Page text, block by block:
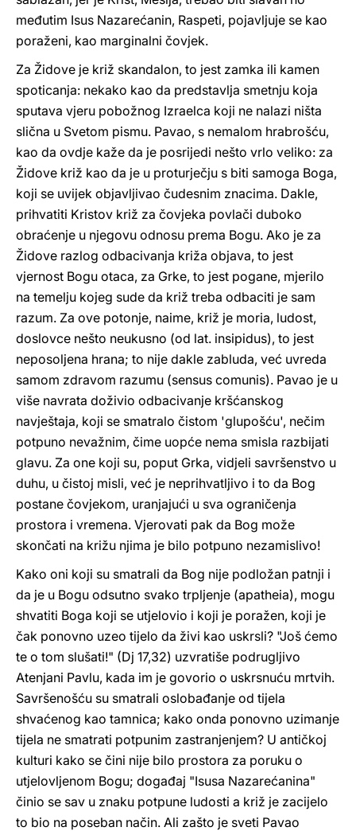
međutim Isus Nazarećanin, Raspeti, pojavljuje se kao
poraženi, kao marginalni čovjek.
Za Židove je križ skandalon, to jest zamka ili kamen
spoticanja: nekako kao da predstavlja smetnju koja
sputava vjeru pobožnog Izraelca koji ne nalazi ništa
slična u Svetom pismu. Pavao, s nemalom hrabrošću,
kao da ovdje kaže da je posrijedi nešto vrlo veliko: za
Židove križ kao da je u proturječju s biti samoga Boga,
koji se uvijek objavljivao čudesnim znacima. Dakle,
prihvatiti Kristov križ za čovjeka povlači duboko
obraćenje u njegovu odnosu prema Bogu. Ako je za
Židove razlog odbacivanja križa objava, to jest
vjernost Bogu otaca, za Grke, to jest pogane, mjerilo
na temelju kojeg sude da križ treba odbaciti je sam
razum. Za ove potonje, naime, križ je moria, ludost,
doslovce nešto neukusno (od lat. insipidus), to jest
neposoljena hrana; to nije dakle zabluda, već uvreda
samom zdravom razumu (sensus comunis). Pavao je u
više navrata doživio odbacivanje kršćanskog
navještaja, koji se smatralo čistom 'glupošću', nečim
potpuno nevažnim, čime uopće nema smisla razbijati
glavu. Za one koji su, poput Grka, vidjeli savršenstvo u
duhu, u čistoj misli, već je neprihvatljivo i to da Bog
postane čovjekom, uranjajući u sva ograničenja
prostora i vremena. Vjerovati pak da Bog može
skončati na križu njima je bilo potpuno nezamislivo!
Kako oni koji su smatrali da Bog nije podložan patnji i
da je u Bogu odsutno svako trpljenje (apatheia), mogu
shvatiti Boga koji se utjelovio i koji je poražen, koji je
čak ponovno uzeo tijelo da živi kao uskrsli? "Još ćemo
te o tom slušati!" (Dj 17,32) uzvratiše podrugljivo
Atenjani Pavlu, kada im je govorio o uskrsnuću mrtvih.
Savršenošću su smatrali oslobađanje od tijela
shvaćenog kao tamnica; kako onda ponovno uzimanje
tijela ne smatrati potpunim zastranjenjem? U antičkoj
kulturi kako se čini nije bilo prostora za poruku o
utjelovljenom Bogu; događaj "Isusa Nazarećanina"
činio se sav u znaku potpune ludosti a križ je zacijelo
to bio na poseban način. Ali zašto je sveti Pavao